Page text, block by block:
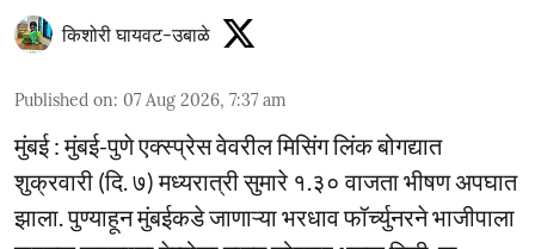
किशोरी घायवट-उबाळे
Published on: 07 Aug 2026, 7:37 am
मुंबई : मुंबई-पुणे एक्स्प्रेस वेवरील मिसिंग लिंक बोगद्यात
शुक्रवारी (दि. ७) मध्यरात्री सुमारे १.३० वाजता भीषण अपघात
झाला. पुण्याहून मुंबईकडे जाणाऱ्या भरधाव फॉर्च्युनरने भाजीपाला